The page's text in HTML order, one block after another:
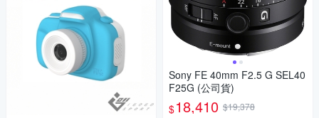
Sony FE 40mm F2.5 G SEL40
F25G (公司貨)
$18,410 $19,378